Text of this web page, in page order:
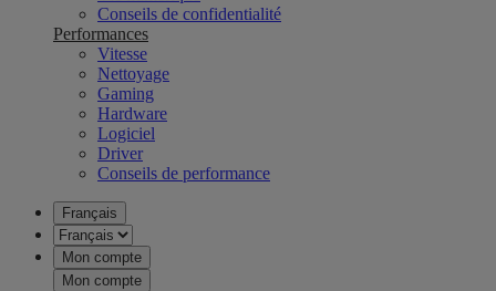
Conseils de confidentialité
Performances
Vitesse
Nettoyage
Gaming
Hardware
Logiciel
Driver
Conseils de performance
Français
Mon compte
Mon compte